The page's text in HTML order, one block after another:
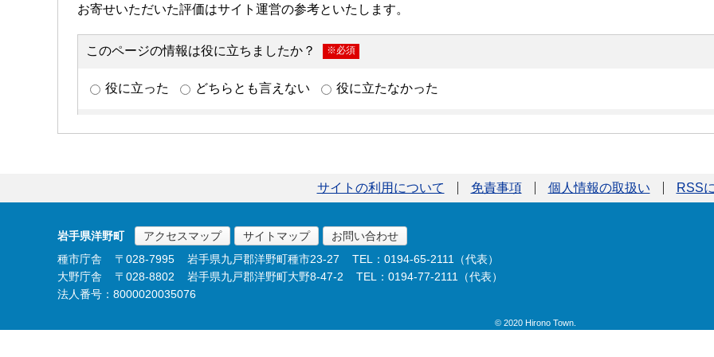
サイトの利用について 免責事項 個人情報の取扱い RSS
岩手県洋野町 アクセスマップ サイトマップ
お問い合わせ
種市庁舎
〒028-7995 岩手県九戸郡洋野町種市23-27
TEL：0194-65-2111（代表）
大野庁舎
〒028-8802 岩手県九戸郡洋野町大野8-47-2
TEL：0194-77-2111（代表）
法人番号：8000020035076
© 2020 Hirono Town.